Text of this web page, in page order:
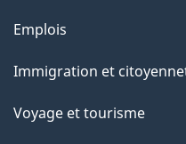
g
e
Thèmes
sujets
Emplois
Immigration et
Voyage et tourisme